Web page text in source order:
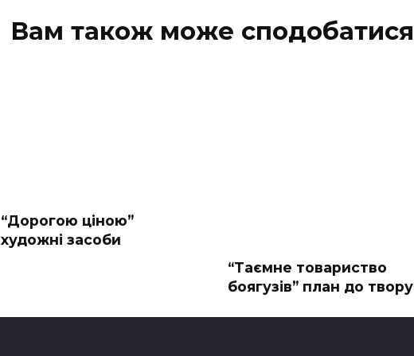
Вам також може сподобатися
“Дорогою ціною”
художні засоби
“Таємне товариство
боягузів” план до твору